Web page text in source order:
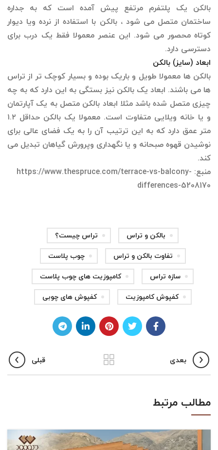
بالکن یک پلتفرم مرتفع پیش آمده است که به جداره
ساختمان متصل می شود ، بالکن با استفاده از نرده ویا دیوار
کوتاه محصور می شود. این عنصر معمولا فقط یک درب برای
دسترسی دارد.
ابعاد (سایز) بالکن
بالکن ها معمولا طویل و باریک بوده و بسیار کوچک تر از تراس
ها می باشند. ابعاد یک بالکن نیز بستگی به این دارد که به چه
چیزی متصل شده باشد مثلا ابعاد بالکن متصل به یک آپارتمان
و یا خانه ویلایی متفاوت است. معمولا یک بالکن حداقل ۱.۲
متر عمق دارد که به این ترتیب آن را به یک فضای عالی برای
نوشیدن قهوه صبحانه و یا نگهداری وپرورش گیاهان تبدیل می
کند.
منبع: https://www.thespruce.com/terrace-vs-balcony-
differences-5208170
بالکن و تراس
تراس چیست؟
تفاوت بالکن و تراس
چوب پلاست
سازه تراس
کامپوزیت های چوب پلاست
کفپوش کامپوزیت
کفپوش های چوبی
بعدی قبلی
مطالب مرتبط